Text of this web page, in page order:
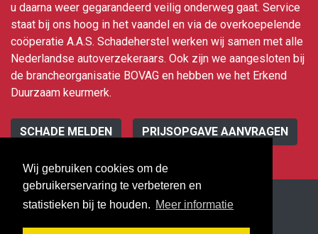
Wij gebruiken cookies om de
gebruikerservaring te verbeteren en
statistieken bij te houden. Meer informatie
u daarna weer gegarandeerd veilig onderweg gaat. Service
staat bij ons hoog in het vaandel en via de overkoepelende
coöperatie A.A.S. Schadeherstel werken wij samen met alle
Nederlandse autoverzekeraars. Ook zijn we aangesloten bij
de brancheorganisatie BOVAG en hebben we het Erkend
Duurzaam keurmerk.
SCHADE MELDEN PRIJSOPGAVE AANVRAGEN